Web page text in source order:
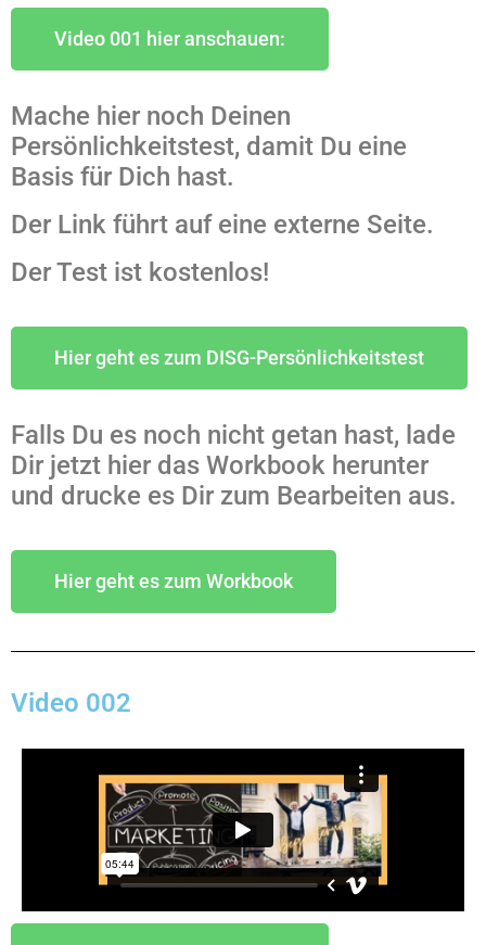
Video 001 hier anschauen:
Mache hier noch Deinen
Persönlichkeitstest, damit Du eine
Basis für Dich hast.
Der Link führt auf eine externe Seite.
Der Test ist kostenlos!
Hier geht es zum DISG-Persönlichkeitstest
Falls Du es noch nicht getan hast, lade
Dir jetzt hier das Workbook herunter
und drucke es Dir zum Bearbeiten aus.
Hier geht es zum Workbook
Video 002